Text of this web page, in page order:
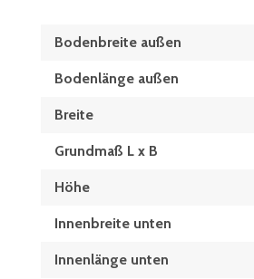
Bodenbreite außen
Bodenlänge außen
Breite
Grundmaß L x B
Höhe
Innenbreite unten
Innenlänge unten